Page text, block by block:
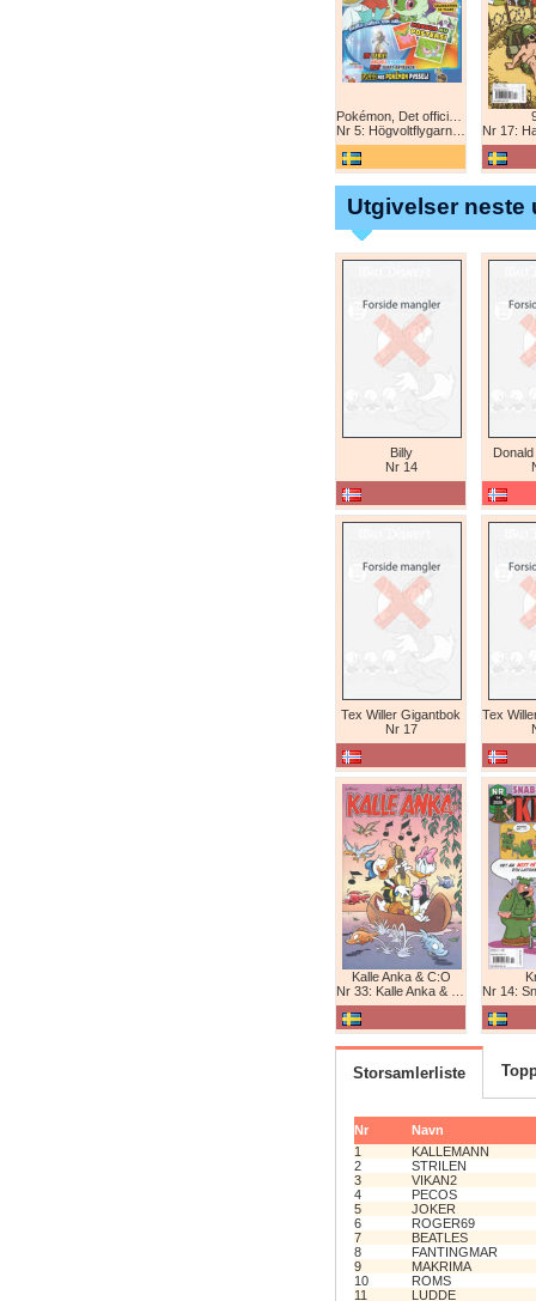
Nr 5: Högvoltflygarna mot Svart Rayquaza!
Nr 17: Harald
Utgivelser neste
Billy
Nr 14
Tex Willer Gigantbok
Nr 17
Kalle Anka & C:O
Nr 33: Kalle Anka & C:O
Nr 14:
Storsamlerliste
Nr
Navn
1
KALLEMANN
2
STRILEN
3
VIKAN2
4
PECOS
5
JOKER
6
ROGER69
7
BEATLES
8
FANTINGMAR
9
MAKRIMA
10
ROMS
11
LUDDE